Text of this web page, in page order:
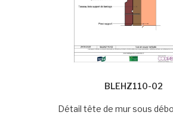
BLEHZ110-02
Détail tête de mur sous